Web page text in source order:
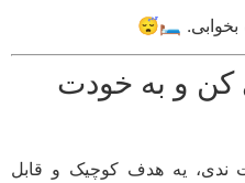
و به خودت
یه هدف کوچیک و قابل